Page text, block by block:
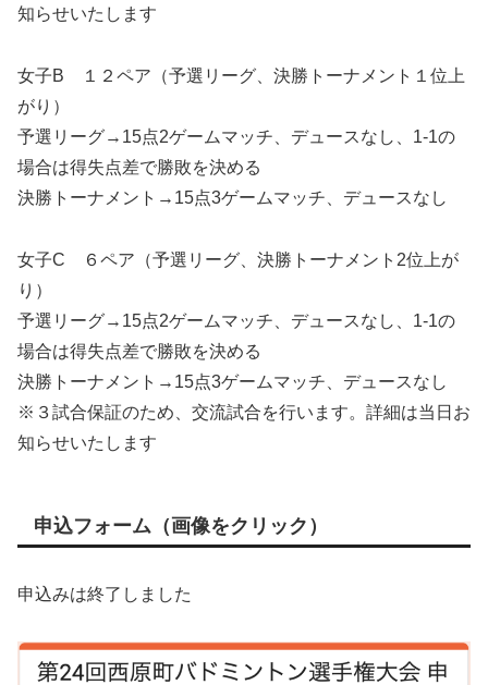
知らせいたします
女子B １２ペア（予選リーグ、決勝トーナメント１位上
がり）
予選リーグ→15点2ゲームマッチ、デュースなし、1-1の
場合は得失点差で勝敗を決める
決勝トーナメント→15点3ゲームマッチ、デュースなし
女子C ６ペア（予選リーグ、決勝トーナメント2位上が
り）
予選リーグ→15点2ゲームマッチ、デュースなし、1-1の
場合は得失点差で勝敗を決める
決勝トーナメント→15点3ゲームマッチ、デュースなし
※３試合保証のため、交流試合を行います。詳細は当日お
知らせいたします
申込フォーム（画像をクリック）
申込みは終了しました